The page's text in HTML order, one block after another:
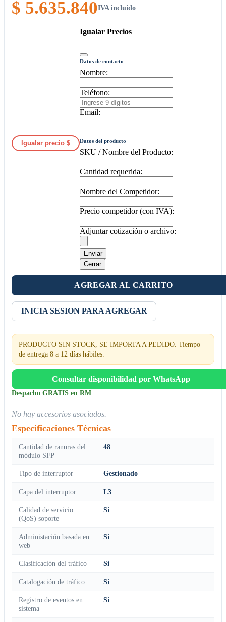
$ 5.635.840IVA incluido
Igualar precio $
Igualar Precios
Datos de contacto
Nombre:
Teléfono:
Email:
Datos del producto
SKU / Nombre del Producto:
Cantidad requerida:
Nombre del Competidor:
Precio competidor (con IVA):
Adjuntar cotización o archivo:
Enviar
Cerrar
AGREGAR AL CARRITO
INICIA SESION PARA AGREGAR
PRODUCTO SIN STOCK, SE IMPORTA A PEDIDO. Tiempo
de entrega 8 a 12 días hábiles.
Consultar disponibilidad por WhatsApp
Despacho GRATIS en RM
No hay accesorios asociados.
Especificaciones Técnicas
Cantidad de ranuras del
módulo SFP
48
Tipo de interruptor Gestionado
Capa del interruptor L3
Calidad de servicio
(QoS) soporte
Si
Administación basada en
web
Si
Clasificación del tráfico Si
Catalogación de tráfico Si
Registro de eventos en
sistema
Si